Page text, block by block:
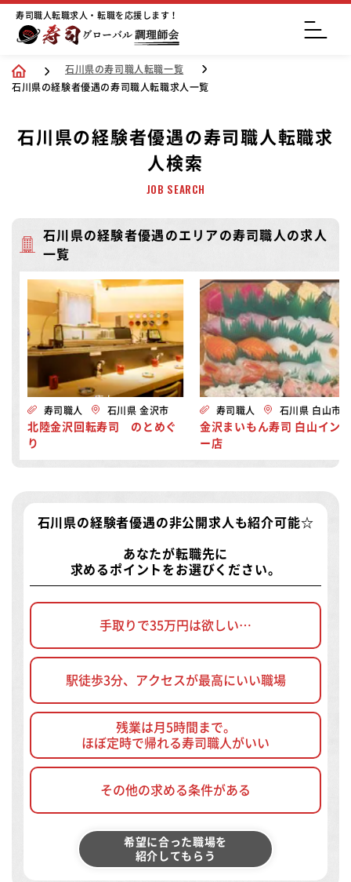
寿司職人転職求人・転職を応援します！
石川県の寿司職人転職一覧
石川県の経験者優遇の寿司職人転職求人一覧
石川県の経験者優遇の寿司職人転職求
人検索
JOB SEARCH
石川県の経験者優遇のエリアの寿司職人の求人
一覧
寿司職人 石川県 金沢市
北陸金沢回転寿司 のとめぐ
り
寿司職人 石川県 白山市
金沢まいもん寿司 白山イン
ー店
石川県の経験者優遇の非公開求人 も紹介可能☆
あなたが転職先に
求めるポイントをお選びください。
手取りで35万円は欲しい…
駅徒歩3分、アクセスが最高にいい職場
残業は月5時間まで。
ほぼ定時で帰れる寿司職人がいい
その他の求める条件がある
希望に合った職場を
紹介してもらう